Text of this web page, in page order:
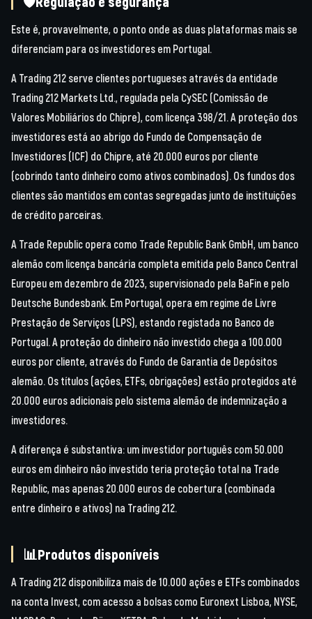
Este é, provavelmente, o ponto onde as duas plataformas mais se
diferenciam para os investidores em Portugal.
A Trading 212 serve clientes portugueses através da entidade
Trading 212 Markets Ltd., regulada pela CySEC (Comissão de
Valores Mobiliários do Chipre), com licença 398/21. A proteção dos
investidores está ao abrigo do Fundo de Compensação de
Investidores (ICF) do Chipre, até 20.000 euros por cliente
(cobrindo tanto dinheiro como ativos combinados). Os fundos dos
clientes são mantidos em contas segregadas junto de instituições
de crédito parceiras.
A Trade Republic opera como Trade Republic Bank GmbH, um banco
alemão com licença bancária completa emitida pelo Banco Central
Europeu em dezembro de 2023, supervisionado pela BaFin e pelo
Deutsche Bundesbank. Em Portugal, opera em regime de Livre
Prestação de Serviços (LPS), estando registada no Banco de
Portugal. A proteção do dinheiro não investido chega a 100.000
euros por cliente, através do Fundo de Garantia de Depósitos
alemão. Os títulos (ações, ETFs, obrigações) estão protegidos até
20.000 euros adicionais pelo sistema alemão de indemnização a
investidores.
A diferença é substantiva: um investidor português com 50.000
euros em dinheiro não investido teria proteção total na Trade
Republic, mas apenas 20.000 euros de cobertura (combinada
entre dinheiro e ativos) na Trading 212.
📊Produtos disponíveis
A Trading 212 disponibiliza mais de 10.000 ações e ETFs combinados
na conta Invest, com acesso a bolsas como Euronext Lisboa, NYSE,